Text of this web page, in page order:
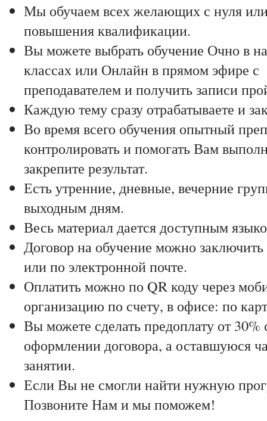
Мы обучаем всех желающих с нуля
повышения квалификации.
Вы можете выбрать обучение Очно в
классах или Онлайн в прямом эфире с
преподавателем и получить записи
Каждую тему сразу отрабатываете и
Во время всего обучения опытный
контролировать и помогать Вам
закрепите результат.
Есть утренние, дневные, вечерние
выходным дням.
Весь материал дается доступным
Договор на обучение можно
или по электронной почте.
Оплатить можно по QR коду через
организацию по счету, в офисе: по
Вы можете сделать предоплату от
оформлении договора, а оставшуюся
занятии.
Если Вы не смогли найти нужную
Позвоните Нам и мы поможем!